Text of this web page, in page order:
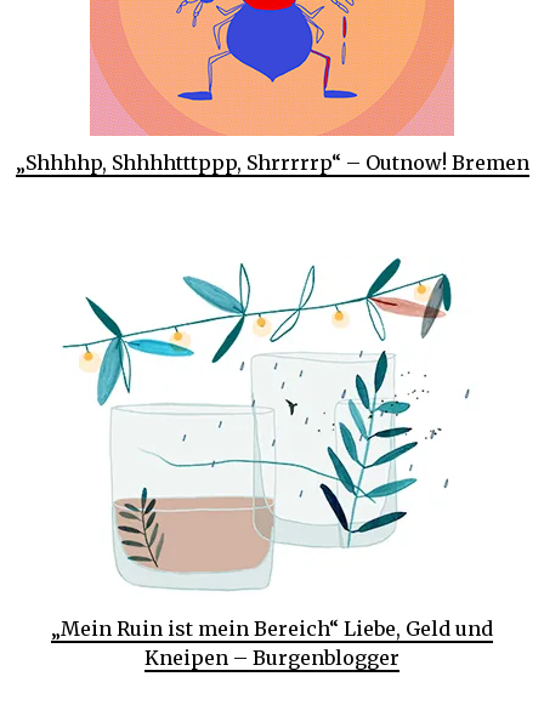
„Shhhhp, Shhhhtttppp, Shrrrrrp“ – Outnow! Bremen
„Mein Ruin ist mein Bereich“ Liebe, Geld und
Kneipen – Burgenblogger